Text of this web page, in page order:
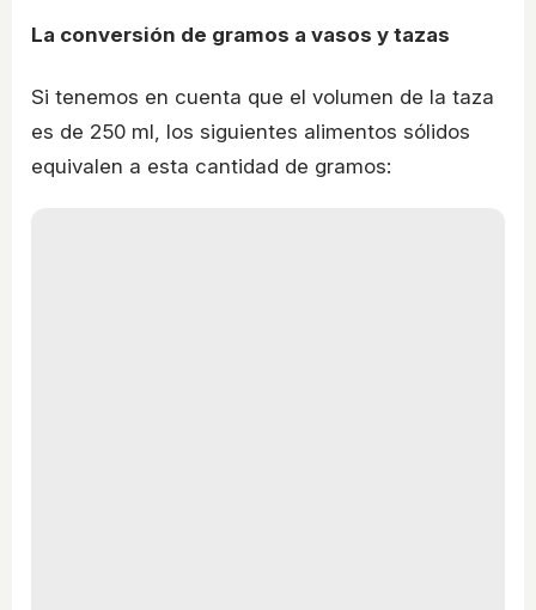
La conversión de gramos a vasos y tazas
Si tenemos en cuenta que el volumen de la taza
es de 250 ml, los siguientes alimentos sólidos
equivalen a esta cantidad de gramos: